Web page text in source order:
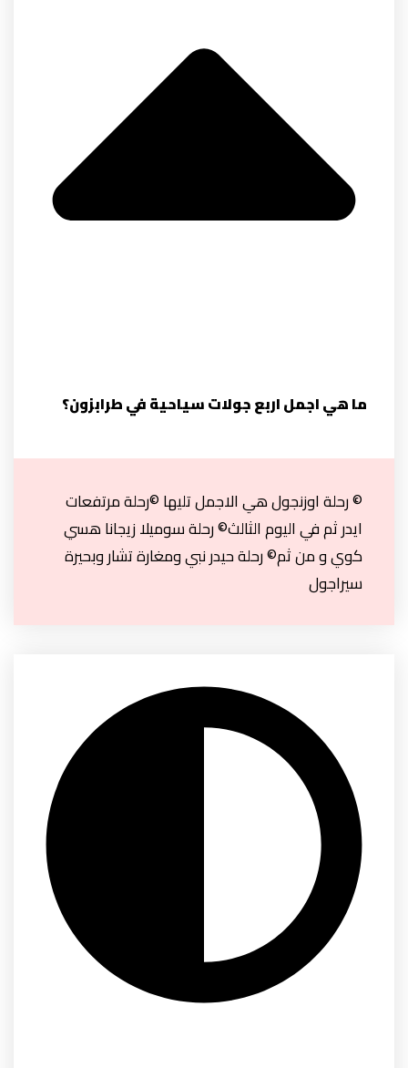
ما هي اجمل اربع جولات سياحية في طرابزون؟
© رحلة اوزنجول هي الاجمل تليها ©رحلة مرتفعات
ايدر ثم في اليوم الثالث© رحلة سوميلا زيجانا هسي
كوي و من ثم© رحلة حيدر نبي ومغارة تشار وبحيرة
سيراجول